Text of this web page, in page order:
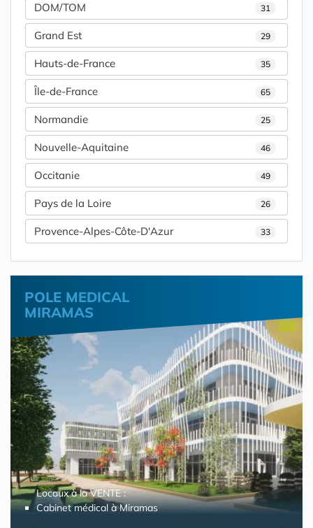
DOM/TOM 31
Grand Est 29
Hauts-de-France 35
Île-de-France 65
Normandie 25
Nouvelle-Aquitaine 46
Occitanie 49
Pays de la Loire 26
Provence-Alpes-Côte-D'Azur 33
POLE MEDICAL
MIRAMAS
Locaux à la VENTE :
Cabinet médical à Miramas